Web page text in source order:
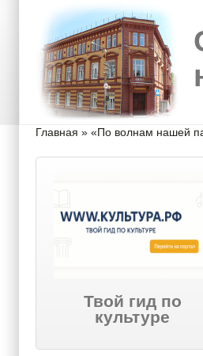
Перейти к основному содержанию
Skip to search
Вы здесь
Главная » «По волнам нашей
Твой гид по
культуре